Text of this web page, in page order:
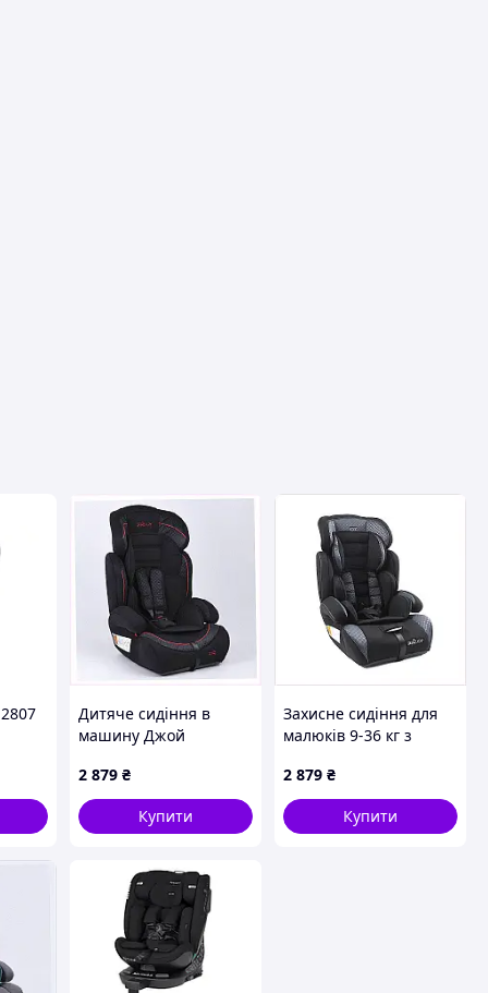
Дитяче сидіння в
машину Джой
чорно-червоне,
2XA6E07377
2 879 ₴
Купити
Захисне сидіння для
малюків 9-36 кг з
90040A5K0
2 879 ₴
Купити